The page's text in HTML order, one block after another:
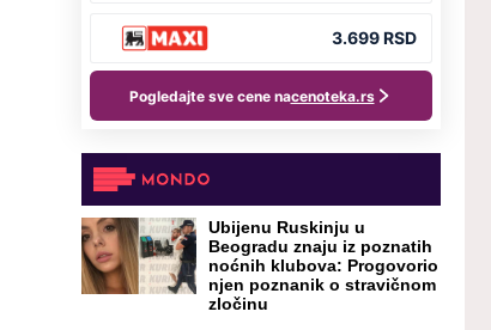
Ubijenu Ruskinju u
Beogradu znaju iz poznatih
noćnih klubova: Progovorio
njen poznanik o stravičnom
zločinu